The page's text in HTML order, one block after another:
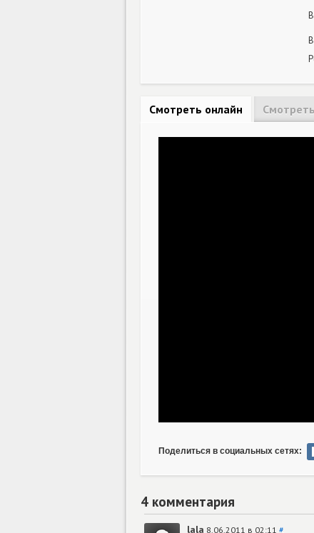
Смотреть онлайн
Поделиться в социальных сетях:
4 комментария
lala 8.06.2011 в 02:11 #